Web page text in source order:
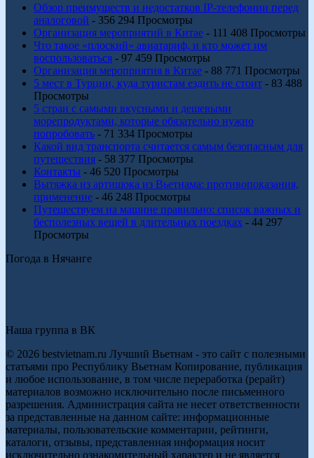
Обзор преимуществ и недостатков IP-телефонии перед
аналоговой - 356 294 Просмотры
Организация мероприятий в Китае - 111 408 Просмотры
Что такое «плоский» авиатариф, и кто может им
воспользоваться - 97 459 Просмотры
Организация мероприятия в Китае - 88 771 Просмотры
5 мест в Турции, куда туристам ездить не стоит - 83 488
Просмотры
5 стран с самыми вкусными и дешевыми
морепродуктами, которые обязательно нужно
попробовать - 71 334 Просмотры
Какой вид транспорта считается самым безопасным для
путешествия - 58 377 Просмотры
Контакты - 46 520 Просмотры
Вытяжка из артишока из Вьетнама: противопоказания,
применение - 46 248 Просмотры
Путешествуем на машине правильно: список важных и
бесполезных вещей в длительных поездках - 44 297
Просмотры
Погода в Нячанге
Наша группа в ВК
© 2026 bestvietnam.ru Лучший Вьетнам - это сайт с полезными
статьями про Республику Вьетнам Копирование, публикация
и любое использование, в том числе переработка (рерайт)
материалов возможно исключительно после письменного
разрешения. Администрация сайта не несет ответственности
за представленные на данном сайте: информационные
материалы, пользовательские комментарии, рейтинги,
каталоги, отзывы, представленная информация носит
исключительно ознакомительный характер и не является